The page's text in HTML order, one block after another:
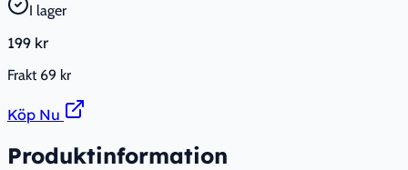
I lager
199 kr
Frakt 69 kr
Köp Nu
Produktinformation